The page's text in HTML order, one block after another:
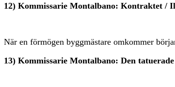
12) Kommissarie Montalbano: Kontraktet /
När en förmögen byggmästare omkommer
13) Kommissarie Montalbano: Den